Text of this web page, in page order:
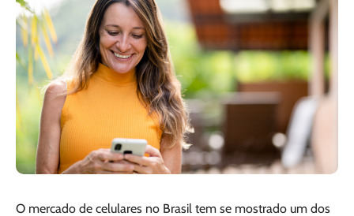
O mercado de celulares no Brasil tem se mostrado um dos